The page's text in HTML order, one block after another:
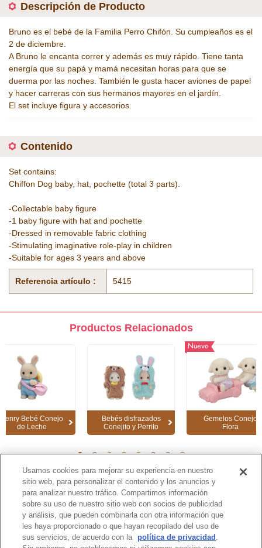
Descripción de Producto
Bruno es el bebé de la Familia Perro Chifón. Su cumpleaños es el
2 de diciembre.
A Bruno le encanta correr y además es muy rápido. Tiene tanta
energía que su papá y mamá necesitan horas para que se
duerma por las noches. También le gusta hacer aviones de papel
y hacer carreras con sus hermanos mayores en el jardín.
El set incluye figura y accesorios.
Contenido
Set contains:
Chiffon Dog baby, hat, pochette (total 3 parts).
-Collectable baby figure
-1 baby figure with hat and pochette
-Dressed in removable fabric clothing
-Stimulating imaginative role-play in children
-Suitable for ages 3 years and above
Referencia artículo : 5415
Productos Relacionados
Henry Bebé Conejo
de Leche
Bebés disfrazados
Conejito y Perrito
Nuevo
Gemelos Conejo
Flora
1 2 3 4 5 6 7 8
Página de Catálogo
Usamos cookies para mejorar su experiencia en nuestro
sitio web, para personalizar el contenido y los anuncios y
para analizar nuestro tráfico. Compartimos información
sobre su uso de nuestro sitio web con socios de publicidad
y análisis, que pueden combinarla con otra información que
les haya proporcionado o que hayan recopilado del uso de
sus servicios, de acuerdo con la política de privacidad .